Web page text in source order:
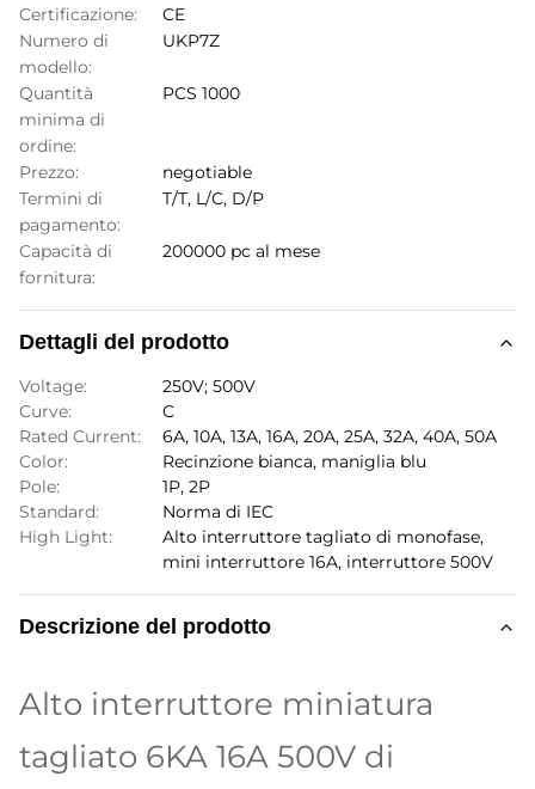
Certificazione:
CE
Numero di
modello:
UKP7Z
Quantità
minima di
ordine:
PCS 1000
Prezzo:
negotiable
Termini di
pagamento:
T/T, L/C, D/P
Capacità di
fornitura:
200000 pc al mese
Dettagli del prodotto
Voltage:
250V; 500V
Curve:
C
Rated Current:
6A, 10A, 13A, 16A, 20A, 25A, 32A, 40A, 50A
Color:
Recinzione bianca, maniglia blu
Pole:
1P, 2P
Standard:
Norma di IEC
High Light:
Alto interruttore tagliato di monofase,
mini interruttore 16A, interruttore 500V
Descrizione del prodotto
Alto interruttore miniatura
tagliato 6KA 16A 500V di